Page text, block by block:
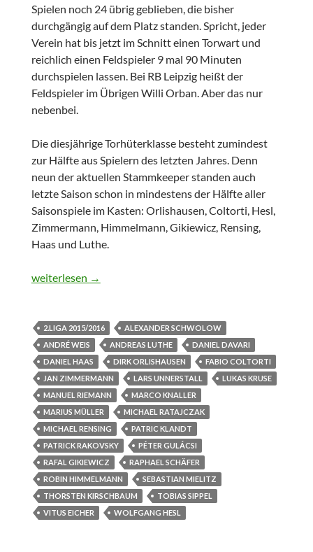
Spielen noch 24 übrig geblieben, die bisher
durchgängig auf dem Platz standen. Spricht, jeder
Verein hat bis jetzt im Schnitt einen Torwart und
reichlich einen Feldspieler 9 mal 90 Minuten
durchspielen lassen. Bei RB Leipzig heißt der
Feldspieler im Übrigen Willi Orban. Aber das nur
nebenbei.
Die diesjährige Torhüterklasse besteht zumindest
zur Hälfte aus Spielern des letzten Jahres. Denn
neun der aktuellen Stammkeeper standen auch
letzte Saison schon in mindestens der Hälfte aller
Saisonspiele im Kasten: Orlishausen, Coltorti, Hesl,
Zimmermann, Himmelmann, Gikiewicz, Rensing,
Haas und Luthe.
10.Spieltag – 2.Bundesliga 2015/2016
weiterlesen →
2.LIGA 2015/2016
ALEXANDER SCHWOLOW
ANDRÉ WEIS
ANDREAS LUTHE
DANIEL DAVARI
DANIEL HAAS
DIRK ORLISHAUSEN
FABIO COLTORTI
JAN ZIMMERMANN
LARS UNNERSTALL
LUKAS KRUSE
MANUEL RIEMANN
MARCO KNALLER
MARIUS MÜLLER
MICHAEL RATAJCZAK
MICHAEL RENSING
PATRIC KLANDT
PATRICK RAKOVSKY
PÉTER GULÁCSI
RAFAL GIKIEWICZ
RAPHAEL SCHÄFER
ROBIN HIMMELMANN
SEBASTIAN MIELITZ
THORSTEN KIRSCHBAUM
TOBIAS SIPPEL
VITUS EICHER
WOLFGANG HESL